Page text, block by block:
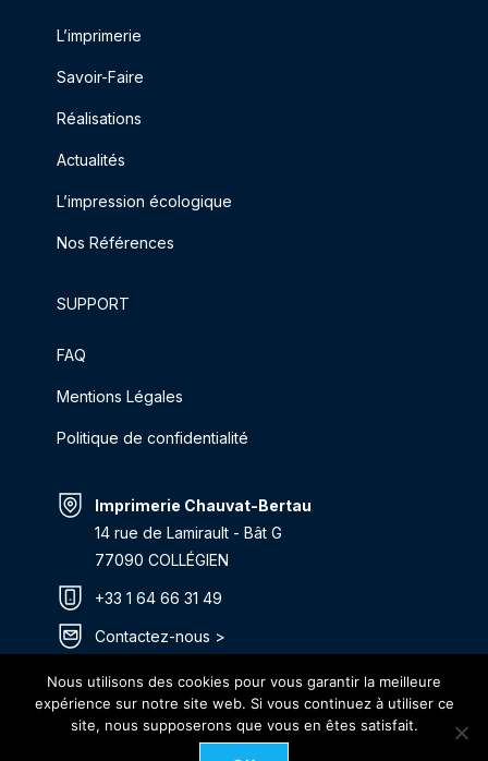
L’imprimerie
Savoir-Faire
Réalisations
Actualités
L’impression écologique
Nos Références
SUPPORT
FAQ
Mentions Légales
Politique de confidentialité
Imprimerie Chauvat-Bertau
14 rue de Lamirault - Bât G
77090 COLLÉGIEN
+33 1 64 66 31 49
Contactez-nous >
Itinéraire >
Nous utilisons des cookies pour vous garantir la meilleure
expérience sur notre site web. Si vous continuez à utiliser ce
site, nous supposerons que vous en êtes satisfait.